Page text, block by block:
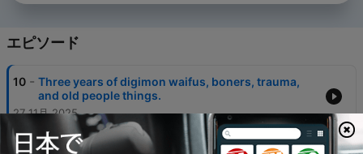
エピソード
10 - Three years of digimon waifus, boners, trauma,
and old people things.
27 11月 2025
9 - Let the bodies hit the floor!